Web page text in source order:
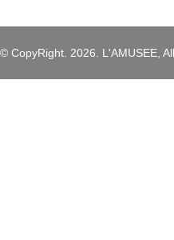
© CopyRight. 2026. L'AMUSEE,